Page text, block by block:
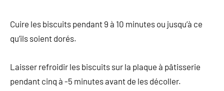
Cuire les biscuits pendant 9 à 10 minutes ou jusqu’à ce
qu’ils soient dorés.
Laisser refroidir les biscuits sur la plaque à pâtisserie
pendant cinq à -5 minutes avant de les décoller.